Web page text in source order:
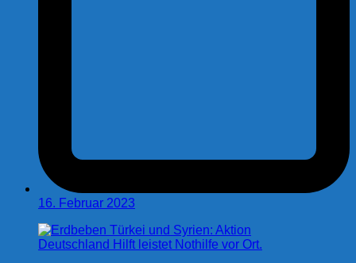
16. Februar 2023